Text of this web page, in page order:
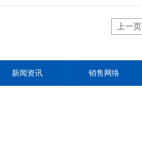
上一页
新闻资讯 销售网络